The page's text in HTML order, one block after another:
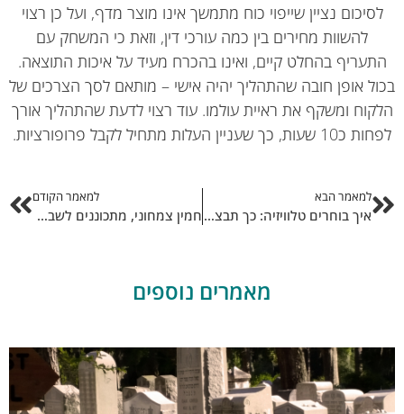
נציין שייפוי כוח מתמשך אינו מוצר מדף, ועל כן רצוי
להשוות מחירים בין כמה עורכי דין, וזאת כי המשחק עם
בהחלט קיים, ואינו בהכרח מעיד על איכות התוצאה.
אופן חובה שהתהליך יהיה אישי – מותאם לסך הצרכים של
ומשקף את ראיית עולמו. עוד רצוי לדעת שהתהליך אורך
שעניין העלות מתחיל לקבל פרופורציות.
למאמר הבא
איך בוחרים טלוויזיה: כך תבצעו רכישה מושכלת
למאמר הקודם
חמין צמחוני, מתכוננים לשבת חורפית
מאמרים נוספים